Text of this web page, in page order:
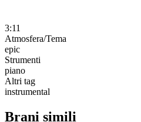
3:11
Atmosfera/Tema
epic
Strumenti
piano
Altri tag
instrumental
Brani simili